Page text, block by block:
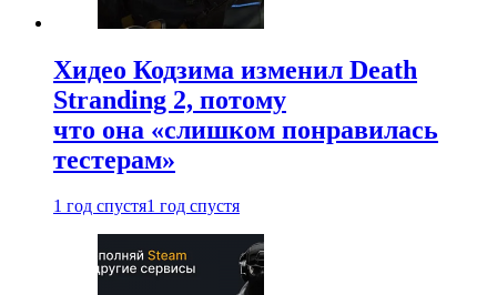
Хидео Кодзима изменил Death
Stranding 2, потому
что она «слишком понравилась
тестерам»
1 год спустя1 год спустя